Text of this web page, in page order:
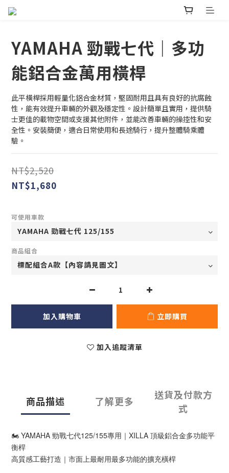
YAMAHA 勁戰七代｜多功
能鋁合金萬用橫桿
此平橫桿採用輕量化鋁合金材質，堅固耐用且具有良好的抗腐蝕
性，能有效提升車輛的外觀及穩定性。設計簡單且實用，提供騎
士更佳的載物空間或支援其他附件，並能改善車輛的操控性和安
全性。安裝簡便，適合日常使用和長途騎行，提升整體騎乘體
驗。
NT$2,520
NT$1,680
可使用車款
商品組合
加入購物車 立即購買
加入追蹤清單
商品描述 了解更多
送貨及付款方
式
🏍 YAMAHA 勁戰七代125/155專用｜XILLA 頂級鋁合金多功能平
衡桿
高質感工藝打造｜市面上最耐用最多功能的擴充橫桿